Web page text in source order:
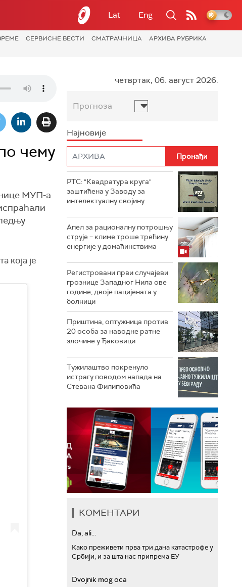
Lat Eng
СЕРВИСНЕ ВЕСТИ СМАТРАЧНИЦА
АРХИВА РУБРИКА
чему
МУП-а
која је
четвртак, 06. август 2026.
Прогноза
Најновије
РТС: "Квадратура круга"
заштићена у Заводу за
интелектуалну својину
Апел за рационалну потрошњу
струје – климе троше трећину
енергије у домаћинствима
Регистровани први случајеви
грознице Западног Нила ове
године, двоје пацијената у
болници
Приштина, оптужница против
20 особа за наводне ратне
злочине у Ђаковици
Тужилаштво покренуло
истрагу поводом напада на
Стевана Филиповића
КОМЕНТАРИ
Da, ali...
Како преживети прва три дана катастрофе у
Србији, и за шта нас припрема ЕУ
Dvojnik mog oca